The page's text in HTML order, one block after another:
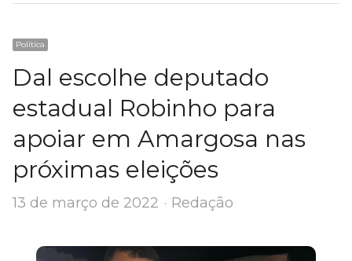
Política
Dal escolhe deputado
estadual Robinho para
apoiar em Amargosa nas
próximas eleições
13 de março de 2022 Author
Redação